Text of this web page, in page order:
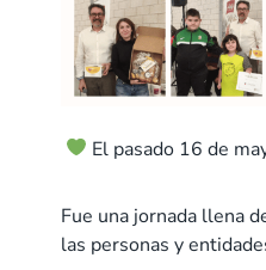
El pasado 16 de
Fue una jornada llena
las personas y